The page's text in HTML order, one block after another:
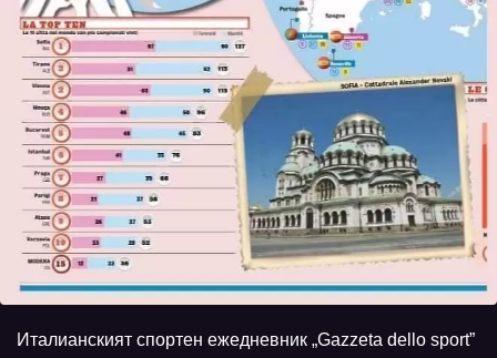
Италианският спортен ежедневник „Gazzeta dello sport”